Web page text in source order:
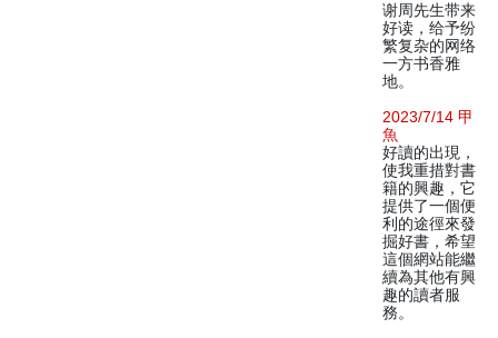
谢周先生带来
好读，给予纷
繁复杂的网络
一方书香雅
地。
2023/7/14 甲
魚
好讀的出現，
使我重措對書
籍的興趣，它
提供了一個便
利的途徑來發
掘好書，希望
這個網站能繼
續為其他有興
趣的讀者服
務。